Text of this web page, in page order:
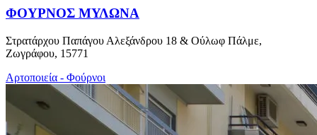
ΦΟΥΡΝΟΣ ΜΥΛΩΝΑ
Στρατάρχου Παπάγου Αλεξάνδρου 18 & Ούλωφ Πάλμε,
Ζωγράφου, 15771
Αρτοποιεία - Φούρνοι